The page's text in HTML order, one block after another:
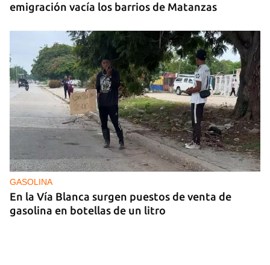
emigración vacía los barrios de Matanzas
GASOLINA
En la Vía Blanca surgen puestos de venta de
gasolina en botellas de un litro